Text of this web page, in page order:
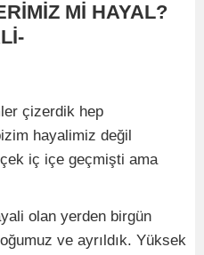
Mİ HAYAL?
çizerdik hep
hayalimiz değil
iç içe geçmişti ama
olan yerden birgün
ve ayrıldık. Yüksek